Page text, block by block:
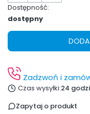
Dostępność:
dostępny
Zadzwoń i
Czas wysyłki:24
Zapytaj o produkt